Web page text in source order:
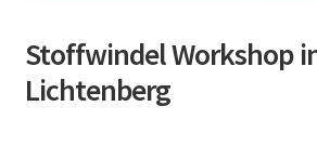
Stoffwindel Workshop
Lichtenberg